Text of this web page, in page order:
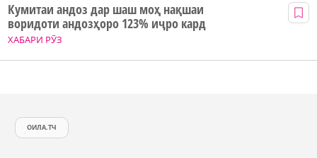
ХАБАРИ РӮЗ
Кумитаи андоз дар шаш моҳ нақшаи
воридоти андозҳоро 123% иҷро кард
ОИЛА.ТЧ